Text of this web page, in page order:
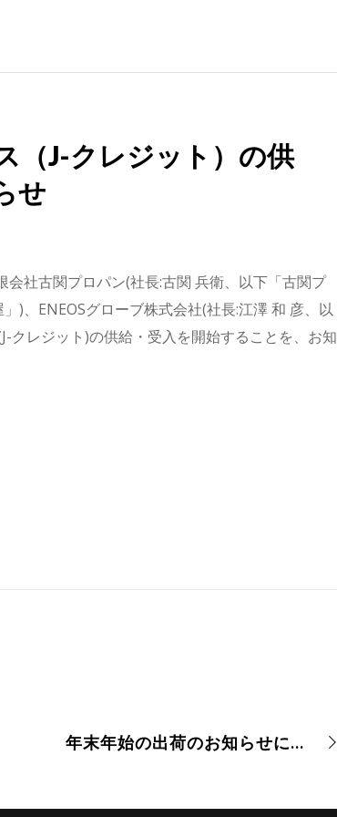
（J-クレジット）の供
せ
社古関プロパン(社長:古関 兵衛、以下「古関プ
)、ENEOSグローブ株式会社(社長:江澤 和 彦、以
クレジット)の供給・受入を開始することを、お知
年末年始の出荷のお知らせについて